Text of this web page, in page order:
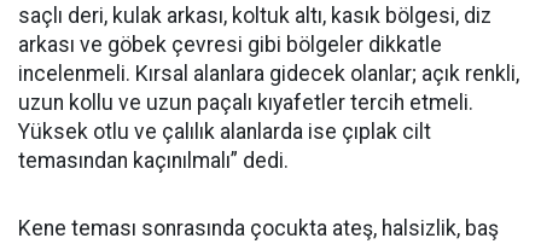
saçlı deri, kulak arkası, koltuk altı, kasık bölgesi, diz
arkası ve göbek çevresi gibi bölgeler dikkatle
incelenmeli. Kırsal alanlara gidecek olanlar; açık renkli,
uzun kollu ve uzun paçalı kıyafetler tercih etmeli.
Yüksek otlu ve çalılık alanlarda ise çıplak cilt
temasından kaçınılmalı” dedi.
Kene teması sonrasında çocukta ateş, halsizlik, baş